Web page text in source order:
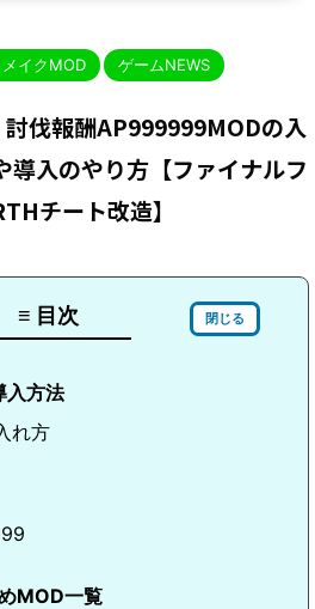
イクMOD ゲームNEWS
討伐報酬AP999999MODの入
導入のやり方【ファイナルフ
チート改造】
≡ 目次 閉じる
入方法
れ方
MOD一覧